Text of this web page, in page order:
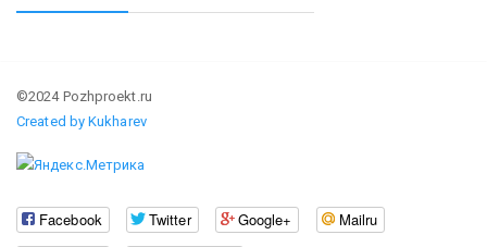
©2024 Pozhproekt.ru
Created by Kukharev
Facebook Twitter Google+
Mailru